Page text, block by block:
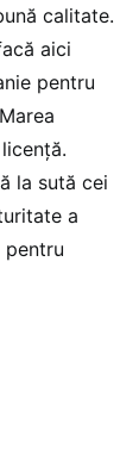
calitate.
aici
pentru
la sută cei
a
pentru